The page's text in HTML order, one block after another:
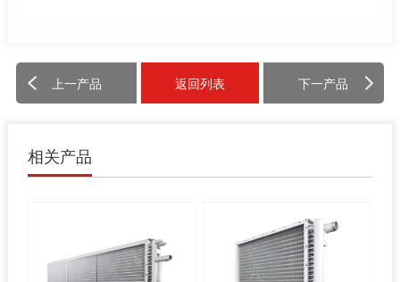
上一产品 返回列表 下一产品
相关产品